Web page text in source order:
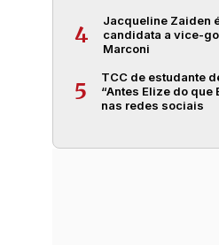
4
Jacqueline Zaiden
candidata a vice-
Marconi
5
TCC de estudante
“Antes Elize do que
nas redes sociais